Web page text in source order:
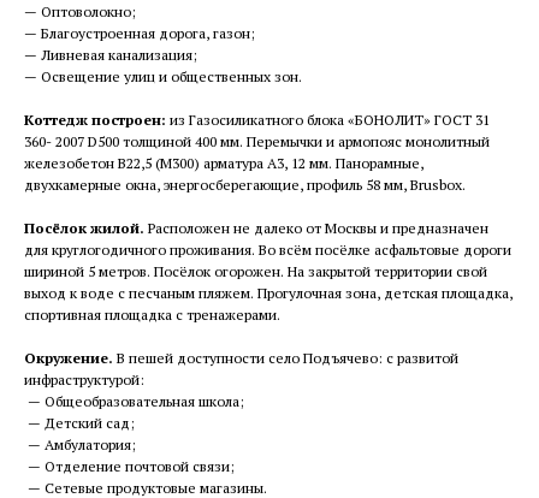
— Оптоволокно;
— Благоустроенная дорога, газон;
— Ливневая канализация;
— Освещение улиц и общественных зон.
Коттедж построен: из Газосиликатного блока «БОНОЛИТ» ГОСТ 31
360- 2007 D500 толщиной 400 мм. Перемычки и армопояс монолитный
железобетон В22,5 (М300) арматура А3, 12 мм. Панорамные,
двухкамерные окна, энергосберегающие, профиль 58 мм, Brusbox.
Посёлок жилой. Расположен не далеко от Москвы и предназначен
для круглогодичного проживания. Во всём посёлке асфальтовые дороги
шириной 5 метров. Посёлок огорожен. На закрытой территории свой
выход к воде с песчаным пляжем. Прогулочная зона, детская площадка,
спортивная площадка с тренажерами.
Окружение. В пешей доступности село Подъячево: с развитой
инфраструктурой:
— Общеобразовательная школа;
— Детский сад;
— Амбулатория;
— Отделение почтовой связи;
— Сетевые продуктовые магазины.